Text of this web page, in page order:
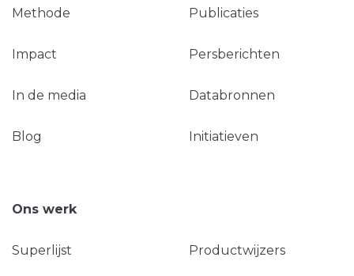
Methode Publicaties
Impact Persberichten
In de media Databronnen
Blog Initiatieven
Ons werk
Superlijst Productwijzers